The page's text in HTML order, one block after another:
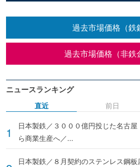
過去市場価格（鉄
過去市場価格（非鉄
ニュースランキング
直近
日本製鉄／３０００億円投じた名古
ら商業生産へ／...
日本製鉄／８月契約のステンレス鋼
前日